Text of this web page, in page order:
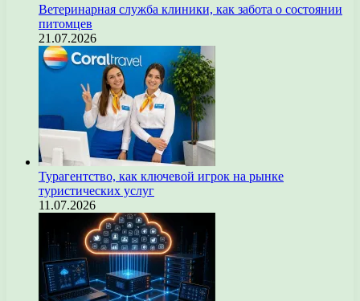
Ветеринарная служба клиники, как забота о состоянии
питомцев
21.07.2026
Турагентство, как ключевой игрок на рынке
туристических услуг
11.07.2026